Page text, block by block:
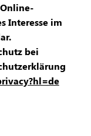
Interesse im
bei